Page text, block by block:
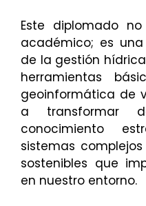
Este diplomado
académico; es
de la gestión
herramientas
geoinformática de
a transformar
conocimiento
sistemas
sostenibles que
en nuestro entorno.